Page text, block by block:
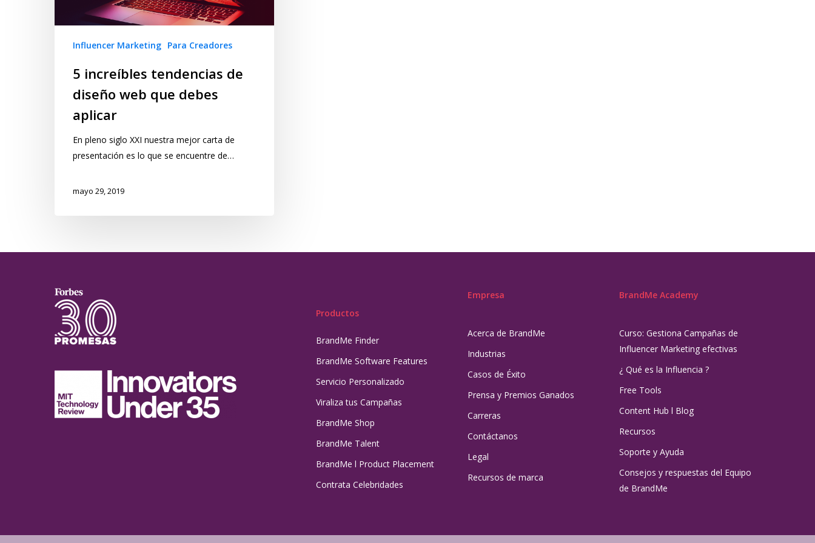
Influencer Marketing Para Creadores
5 increíbles tendencias de
diseño web que debes
aplicar
En pleno siglo XXI nuestra mejor carta de
presentación es lo que se encuentre de…
mayo 29, 2019
Productos
BrandMe Finder
BrandMe Software Features
Servicio Personalizado
Viraliza tus Campañas
BrandMe Shop
BrandMe Talent
BrandMe l Product Placement
Contrata Celebridades
Empresa
Acerca de BrandMe
Industrias
Casos de Éxito
Prensa y Premios Ganados
Carreras
Contáctanos
Legal
Recursos de marca
BrandMe Academy
Curso: Gestiona Campañas de
Influencer Marketing efectivas
¿ Qué es la Influencia ?
Free Tools
Content Hub l Blog
Recursos
Soporte y Ayuda
Consejos y respuestas del Equipo
de BrandMe